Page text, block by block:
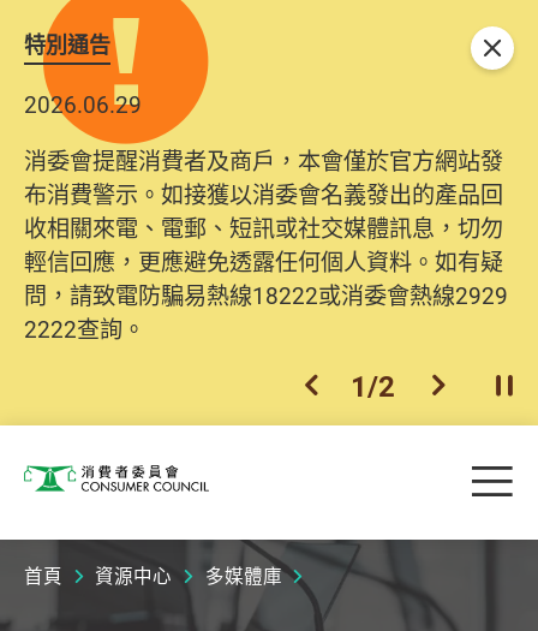
特別通告
2026.06.29
消委會提醒消費者及商戶，本會僅於官方網站發
布消費警示。如接獲以消委會名義發出的產品回
收相關來電、電郵、短訊或社交媒體訊息，切勿
輕信回應，更應避免透露任何個人資料。如有疑
問，請致電防騙易熱線18222或消委會熱線2929
2222查詢。
上一個
1/2 下一個開
關閉
消費者委員會 目
首頁 資源中心 多媒體庫